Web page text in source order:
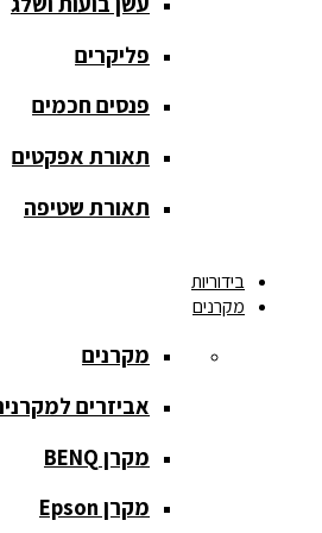
מסך הקרנה
roll up
מסך הקרנה
חצובה
ידני
מסך הקרנה
מסך הקרנה
קבוע
פליקרים
פנסים חכמים
תאורת אפקטים
תאורת שטיפה
בידוריות
מקרנים
מקרנים
אביזרים למקרנים
מקרן BENQ
מקרן Epson